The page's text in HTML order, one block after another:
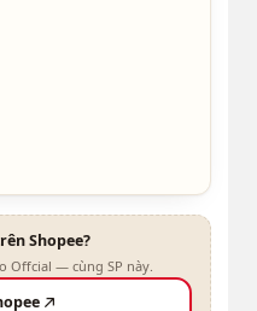
Shopee?
Offcial — cùng SP này.